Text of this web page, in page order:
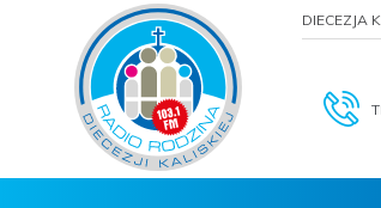
DIECEZJA